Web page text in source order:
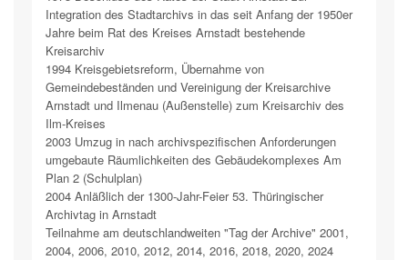
Integration des Stadtarchivs in das seit Anfang der 1950er
Jahre beim Rat des Kreises Arnstadt bestehende
Kreisarchiv
1994 Kreisgebietsreform, Übernahme von
Gemeindebeständen und Vereinigung der Kreisarchive
Arnstadt und Ilmenau (Außenstelle) zum Kreisarchiv des
Ilm-Kreises
2003 Umzug in nach archivspezifischen Anforderungen
umgebaute Räumlichkeiten des Gebäudekomplexes Am
Plan 2 (Schulplan)
2004 Anläßlich der 1300-Jahr-Feier 53. Thüringischer
Archivtag in Arnstadt
Teilnahme am deutschlandweiten "Tag der Archive" 2001,
2004, 2006, 2010, 2012, 2014, 2016, 2018, 2020, 2024